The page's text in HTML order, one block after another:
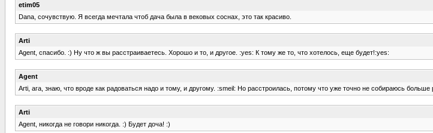
etim05
Dana, сочувствую. Я всегда мечтала чтоб дача была в вековых соснах, это так красиво.
Arti
Agent, спасибо. :) Ну что ж вы расстраиваетесь. Хорошо и то, и другое. :yes: К тому же то, что хотелось, еще будет!:yes:
Agent
Arti, ага, знаю, что вроде как радоваться надо и тому, и другому. :smeil: Но расстроилась, потому что уже точно не собираюсь
Arti
Agent, никогда не говори никогда. :) Будет доча! :)